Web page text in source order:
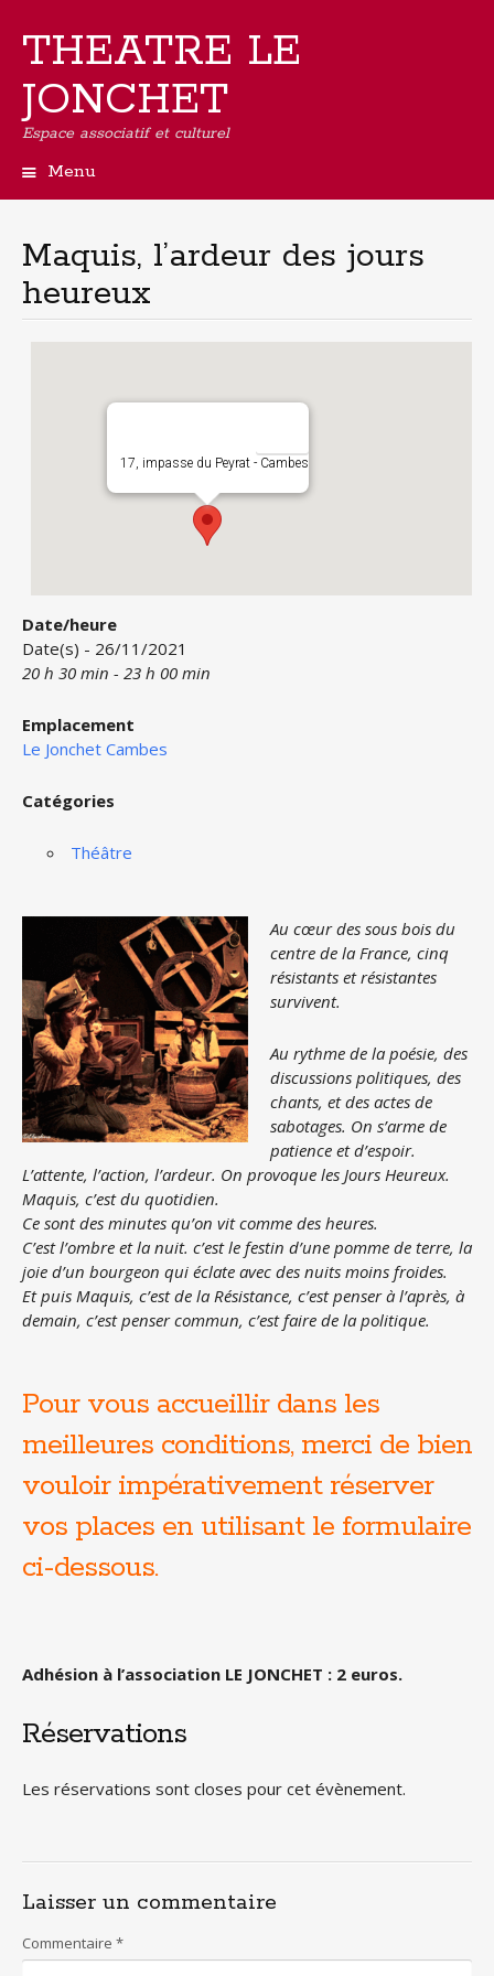
THEATRE LE
JONCHET
Espace associatif et culturel
Menu
principal
Maquis, l’ardeur des jours
heureux
17, impasse du Peyrat - Cambes
Date/heure
Date(s) - 26/11/2021
20 h 30 min - 23 h 00 min
Emplacement
Le Jonchet Cambes
Catégories
Théâtre
Au cœur des sous bois du
centre de la France, cinq
résistants et résistantes
survivent.
Au rythme de la poésie, des
discussions politiques, des
chants, et des actes de
sabotages. On s’arme de
patience et d’espoir.
L’attente, l’action, l’ardeur. On provoque les Jours Heureux.
Maquis, c’est du quotidien.
Ce sont des minutes qu’on vit comme des heures.
C’est l’ombre et la nuit. c’est le festin d’une pomme de terre, la
joie d’un bourgeon qui éclate avec des nuits moins froides.
Et puis Maquis, c’est de la Résistance, c’est penser à l’après, à
demain, c’est penser commun, c’est faire de la politique.
Pour vous accueillir dans les
meilleures conditions, merci de bien
vouloir impérativement réserver
vos places en utilisant le formulaire
ci-dessous.
Adhésion à l’association LE JONCHET : 2 euros.
Réservations
Les réservations sont closes pour cet évènement.
Laisser un commentaire
Commentaire *